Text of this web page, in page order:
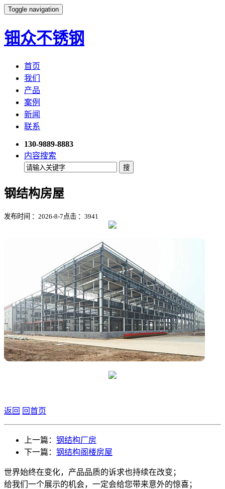
Toggle navigation
钿众不锈钢
首页
我们
产品
案例
新闻
联系
130-9889-8883
内容搜索
钢结构房屋
发布时间 ：2026-8-7 点击 ： 3941
返回 回首页
上一篇： 钢结构厂房
下一篇： 钢结构阁楼房屋
世界始终在变化，产品品质的诉求也持续在改变；
给我们一个展示的机会，一定会给您带来意外的惊喜；